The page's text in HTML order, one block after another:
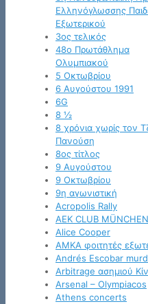
Ελληνόγλωσσης
Εξωτερικού
3ος τελικός
48ο Πρωτάθλημα
Ολυμπιακού
5 Οκτωβρίου
6 Αυγούστου 1991
6G
8 ½
8 χρόνια χωρίς τον
Πανούση
8ος τίτλος
9 Αυγούστου
9 Οκτωβρίου
9η αγωνιστική
Acropolis Rally
AEK CLUB MÜNCHEN
Alice Cooper
AMKA φοιτητές
Andrés Escobar
Arbitrage ασημιού
Arsenal – Olympiacos
Athens concerts